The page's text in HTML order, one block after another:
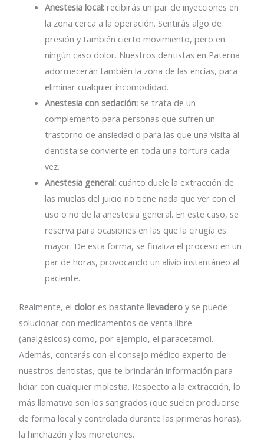
Anestesia local:recibirás un par de inyecciones en
la zona cerca a la operación. Sentirás algo de
presión y también cierto movimiento, pero en
ningún caso dolor. Nuestros dentistas en Paterna
adormecerán también la zona de las encías, para
eliminar cualquier incomodidad.
Anestesia con sedación: se trata de un
complemento para personas que sufren un
trastorno de ansiedad o para las que una visita al
dentista se convierte en toda una tortura cada
vez.
Anestesia general: cuánto duele la extracción de
las muelas del juicio no tiene nada que ver con el
uso o no de la anestesia general. En este caso, se
reserva para ocasiones en las que la cirugía es
mayor. De esta forma, se finaliza el proceso en un
par de horas, provocando un alivio instantáneo al
paciente.
Realmente, el dolor es bastantellevaderoy se puede
solucionar con medicamentos de venta libre
(analgésicos) como, por ejemplo, el paracetamol.
Además, contarás con el consejo médico experto de
nuestros dentistas, que te brindarán información para
lidiar con cualquier molestia. Respecto a la extracción, lo
más llamativo son los sangrados (que suelen producirse
de forma local y controlada durante las primeras horas),
la hinchazón y los moretones.